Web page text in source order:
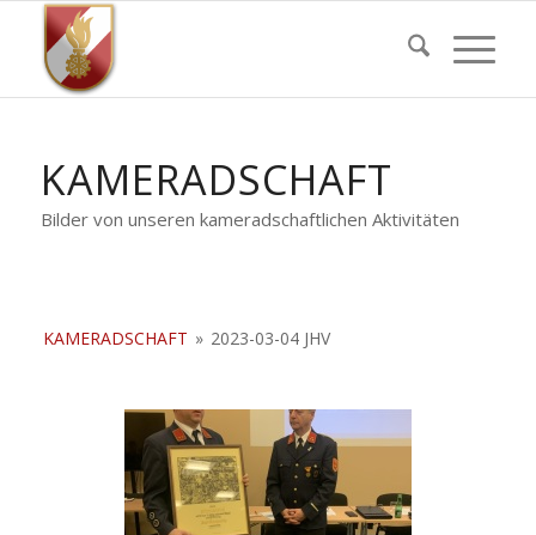
KAMERADSCHAFT
Bilder von unseren kameradschaftlichen Aktivitäten
KAMERADSCHAFT » 2023-03-04 JHV